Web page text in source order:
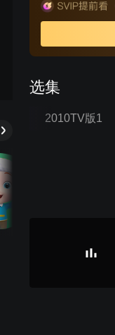
理。
选集
2010TV版1